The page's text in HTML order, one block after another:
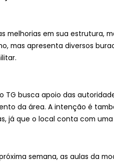
melhorias em sua estrutura,
mas apresenta diversos
TG busca apoio das
da área. A intenção é
já que o local conta com
semana, as aulas da